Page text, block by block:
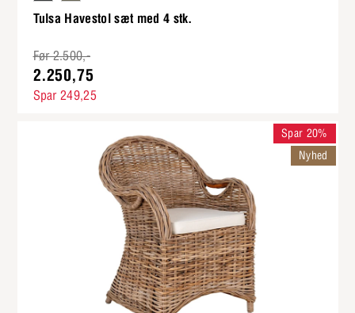
Tulsa Havestol sæt med 4 stk.
Før 2.500,-
2.250,75
Spar 249,25
Spar 20%
Nyhed